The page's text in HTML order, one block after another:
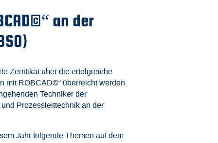
an der
Zertifikat über die erfolgreiche
mit ROBCAD©“ überreicht werden.
Techniker der
Prozessleittechnik an der
Jahr folgende Themen auf dem